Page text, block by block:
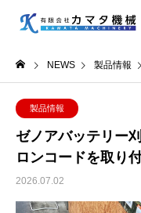
NEWS 製品情報
製品情報
ゼノアバッテリー
ロンコードを取り
2026.07.02